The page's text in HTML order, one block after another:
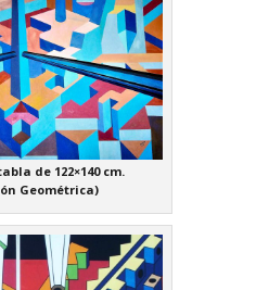
de 122×140 cm.
Geométrica)